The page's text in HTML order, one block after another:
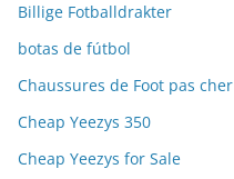
Billige Fotballdrakter
botas de fútbol
Chaussures de Foot pas cher
Cheap Yeezys 350
Cheap Yeezys for Sale